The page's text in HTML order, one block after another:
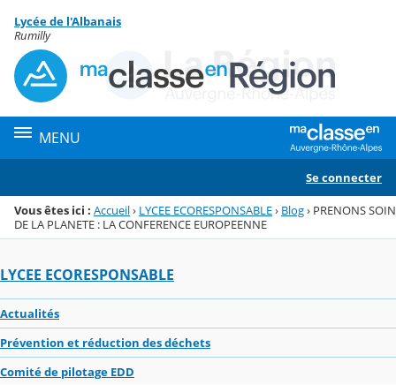
Menu de la rubrique
Contenu
Lycée de l'Albanais
Rumilly
MENU
Se connecter
Vous êtes ici : Accueil› LYCEE ECORESPONSABLE› Blog› PRENONS SOIN
DE LA PLANETE : LA CONFERENCE EUROPEENNE
LYCEE ECORESPONSABLE
Actualités
Prévention et réduction des déchets
Comité de pilotage EDD